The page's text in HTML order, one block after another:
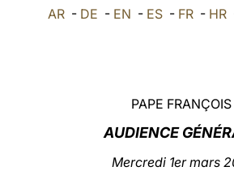
AR- DE - EN - ES- FR- HR
PAPE FRANÇOIS
AUDIENCE
Mercredi 1er mars